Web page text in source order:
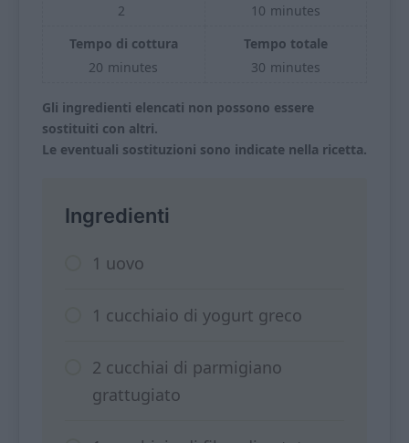
2
10 minutes
Tempo di cottura
20 minutes
Tempo totale
30 minutes
Gli ingredienti elencati non possono essere
sostituiti con altri.
Le eventuali sostituzioni sono indicate nella ricetta.
Ingredienti
1 uovo
1 cucchiaio di yogurt greco
2 cucchiai di parmigiano
grattugiato